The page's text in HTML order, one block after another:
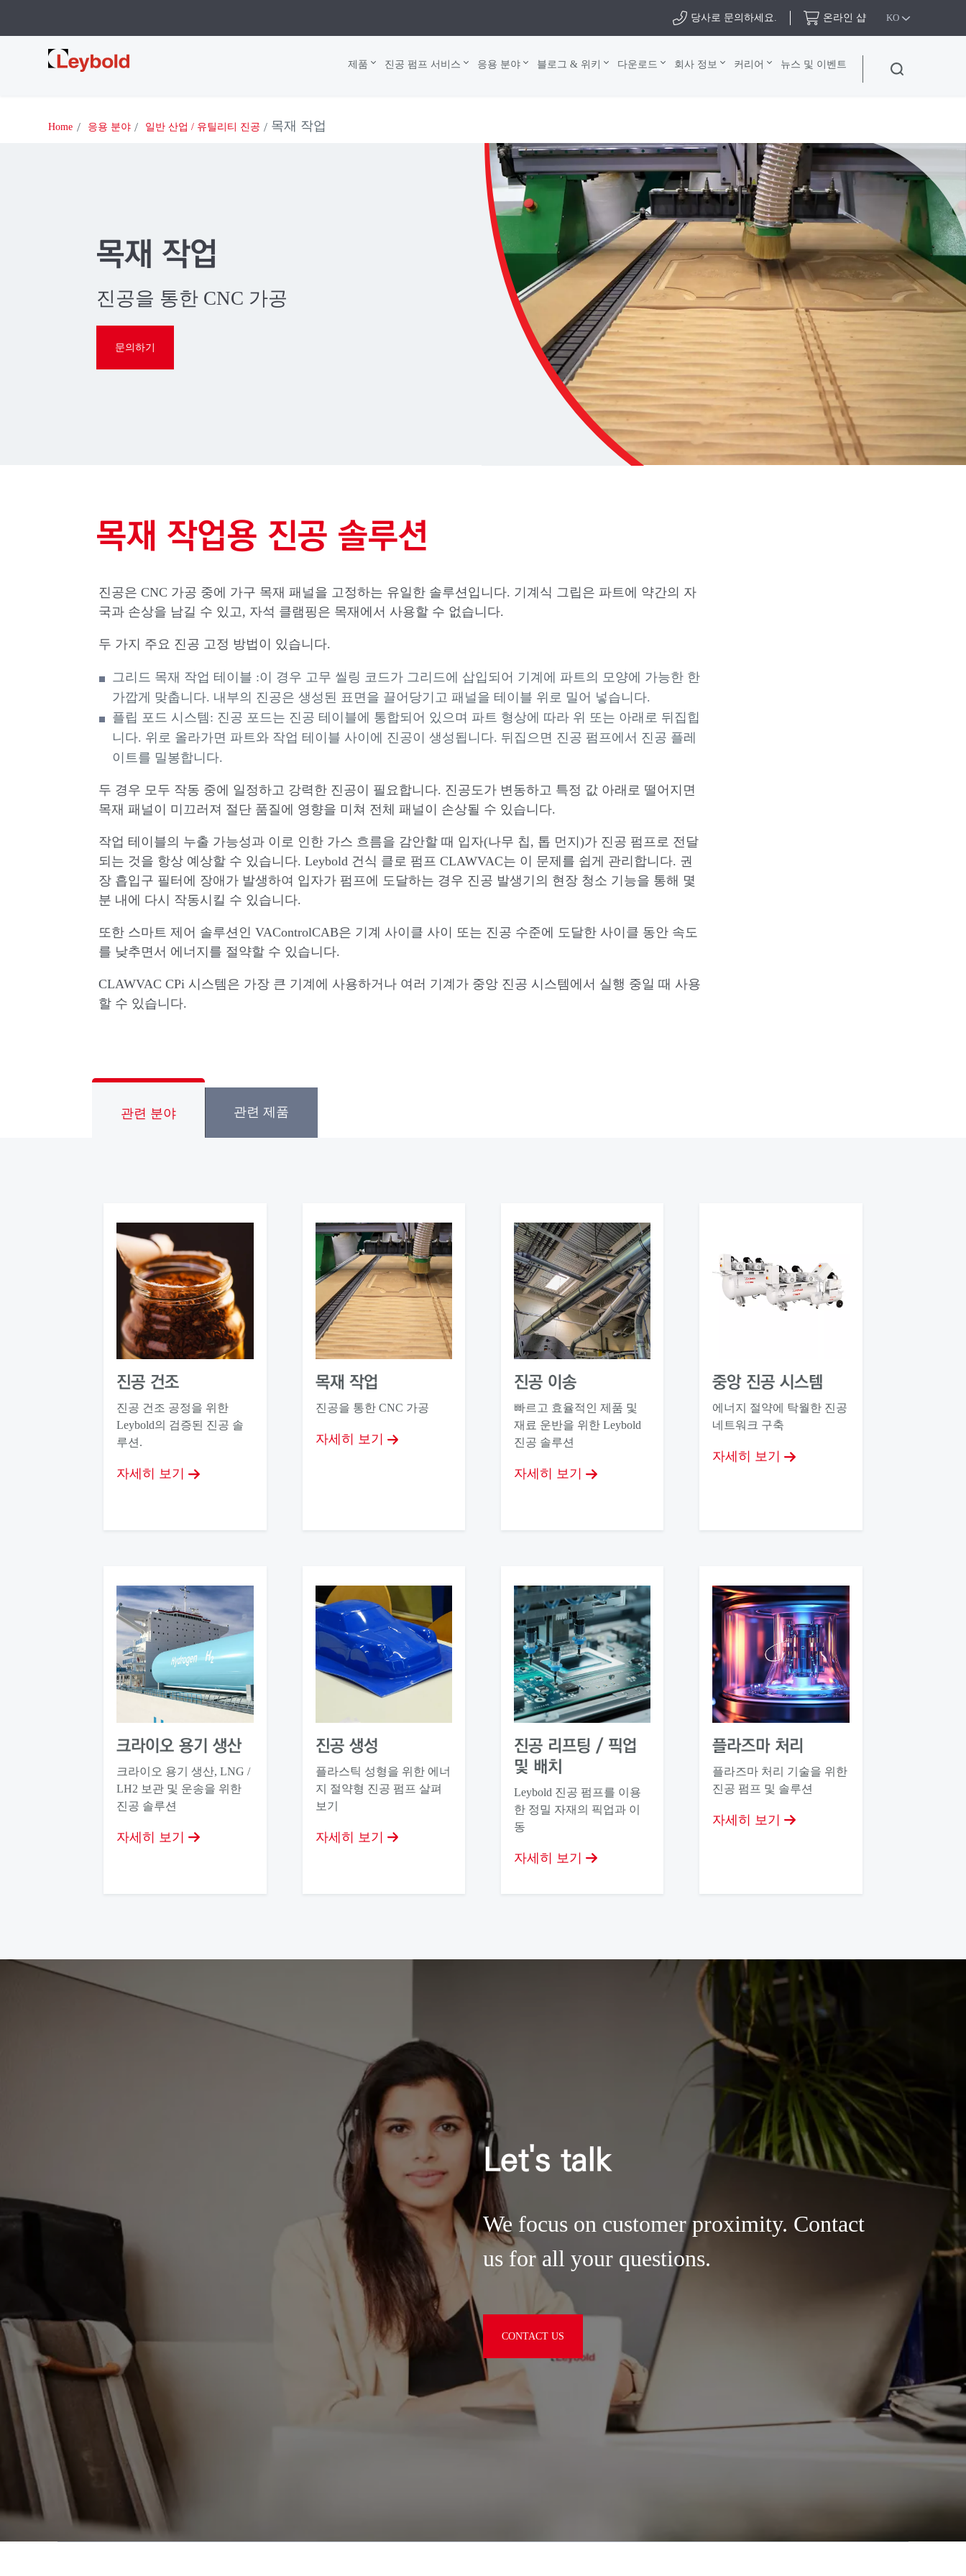
당사로 문의하세요. 온라인 샵 KO
Leybold
제품 진공 펌프 서비스 응용 분야 블로그 & 위키 다운로드 회사 정보 커리어 뉴스 및 이벤트
Home 응용 분야 일반 산업 / 유틸리티 진공 목재 작업
목재 작업
진공을 통한 CNC 가공
문의하기
목재 작업용 진공 솔루션
진공은 CNC 가공 중에 가구 목재 패널을 고정하는 유일한 솔루션입니다. 기계식 그립은 파트에 약간의 자
국과 손상을 남길 수 있고, 자석 클램핑은 목재에서 사용할 수 없습니다.
두 가지 주요 진공 고정 방법이 있습니다.
그리드 목재 작업 테이블 :이 경우 고무 씰링 코드가 그리드에 삽입되어 기계에 파트의 모양에 가능한 한
가깝게 맞춥니다. 내부의 진공은 생성된 표면을 끌어당기고 패널을 테이블 위로 밀어 넣습니다.
플립 포드 시스템: 진공 포드는 진공 테이블에 통합되어 있으며 파트 형상에 따라 위 또는 아래로 뒤집힙
니다. 위로 올라가면 파트와 작업 테이블 사이에 진공이 생성됩니다. 뒤집으면 진공 펌프에서 진공 플레
이트를 밀봉합니다.
두 경우 모두 작동 중에 일정하고 강력한 진공이 필요합니다. 진공도가 변동하고 특정 값 아래로 떨어지면
목재 패널이 미끄러져 절단 품질에 영향을 미쳐 전체 패널이 손상될 수 있습니다.
작업 테이블의 누출 가능성과 이로 인한 가스 흐름을 감안할 때 입자(나무 칩, 톱 먼지)가 진공 펌프로 전달
되는 것을 항상 예상할 수 있습니다. Leybold 건식 클로 펌프 CLAWVAC는 이 문제를 쉽게 관리합니다. 권
장 흡입구 필터에 장애가 발생하여 입자가 펌프에 도달하는 경우 진공 발생기의 현장 청소 기능을 통해 몇
분 내에 다시 작동시킬 수 있습니다.
또한 스마트 제어 솔루션인 VAControlCAB은 기계 사이클 사이 또는 진공 수준에 도달한 사이클 동안 속도
를 낮추면서 에너지를 절약할 수 있습니다.
CLAWVAC CPi 시스템은 가장 큰 기계에 사용하거나 여러 기계가 중앙 진공 시스템에서 실행 중일 때 사용
할 수 있습니다.
관련 분야 관련 제품
진공 건조
진공 건조 공정을 위한
Leybold의 검증된 진공 솔
루션.
자세히 보기
목재 작업
진공을 통한 CNC 가공
자세히 보기
진공 이송
빠르고 효율적인 제품 및
재료 운반을 위한 Leybold
진공 솔루션
자세히 보기
중앙 진공 시스템
에너지 절약에 탁월한 진공
네트워크 구축
자세히 보기
크라이오 용기 생산
크라이오 용기 생산, LNG /
LH2 보관 및 운송을 위한
진공 솔루션
자세히 보기
진공 생성
플라스틱 성형을 위한 에너
지 절약형 진공 펌프 살펴
보기
자세히 보기
진공 리프팅 / 픽업
및 배치
Leybold 진공 펌프를 이용
한 정밀 자재의 픽업과 이
동
자세히 보기
플라즈마 처리
플라즈마 처리 기술을 위한
진공 펌프 및 솔루션
자세히 보기
Let's talk
We focus on customer proximity. Contact
us for all your questions.
CONTACT US